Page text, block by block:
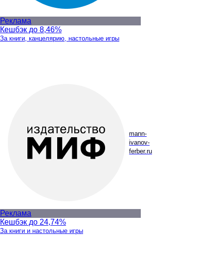
Реклама
Кешбэк до 8,46%
За книги, канцелярию, настольные игры
mann-
ivanov-
ferber.ru
Реклама
Кешбэк до 24,74%
За книги и настольные игры